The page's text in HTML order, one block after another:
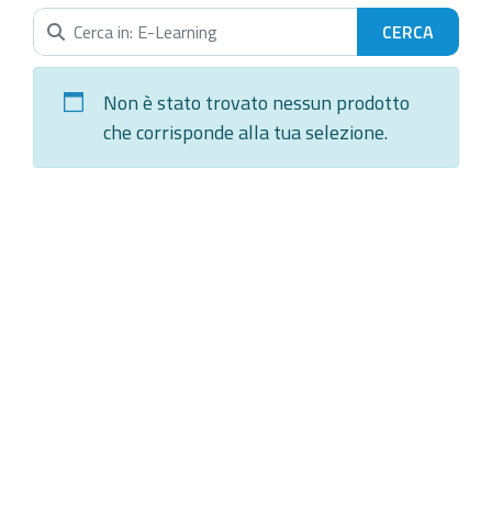
Cerca nella categoria...
Non è stato trovato nessun prodotto
che corrisponde alla tua selezione.